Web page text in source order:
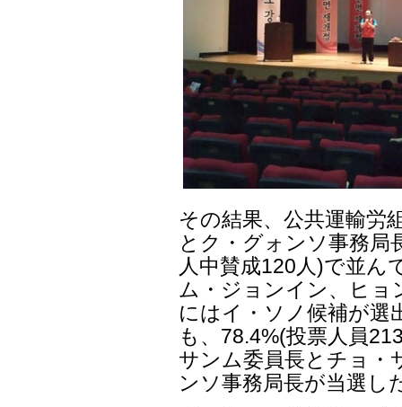
その結果、公共運輸労
とク・グォンソ事務局
人中賛成120人)で並ん
ム・ジョンイン、ヒョ
にはイ・ソノ候補が選
も、78.4%(投票人員
サンム委員長とチョ・
ンソ事務局長が当選し